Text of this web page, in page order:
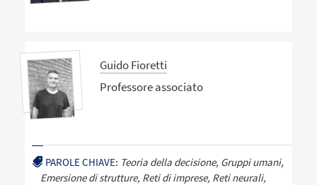
Guido Fioretti
Professore associato
PAROLE CHIAVE: Teoria della decisione, Gruppi umani,
Emersione di strutture, Reti di imprese, Reti neurali,